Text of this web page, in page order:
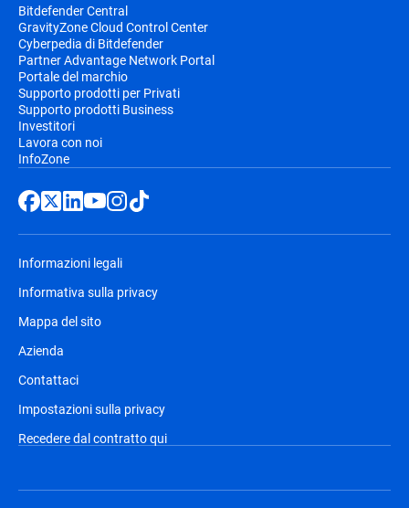
Bitdefender Central
GravityZone Cloud Control Center
Cyberpedia di Bitdefender
Partner Advantage Network Portal
Portale del marchio
Supporto prodotti per Privati
Supporto prodotti Business
Investitori
Lavora con noi
InfoZone
Informazioni legali
Informativa sulla privacy
Mappa del sito
Azienda
Contattaci
Impostazioni sulla privacy
Recedere dal contratto qui